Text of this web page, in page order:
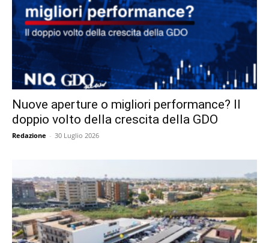
Nuove aperture o migliori performance? Il
doppio volto della crescita della GDO
Redazione - 30 Luglio 2026